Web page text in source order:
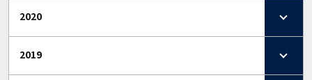
2020
2019